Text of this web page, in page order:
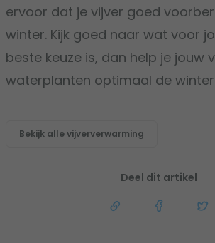
ervoor dat je vijver goed
winter. Kijk goed naar wat voor
beste keuze is, dan help je jouw
waterplanten optimaal de
Bekijk alle vijververwarming
Deel dit artikel